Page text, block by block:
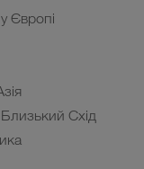
Європі
Схід